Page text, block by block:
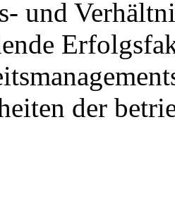
und
der